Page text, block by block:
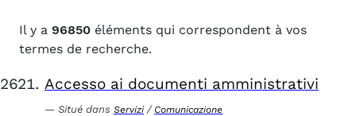
Il y a 96850 éléments qui correspondent à vos
termes de recherche.
Accesso ai documenti amministrativi
Situé dans Servizi / Comunicazione